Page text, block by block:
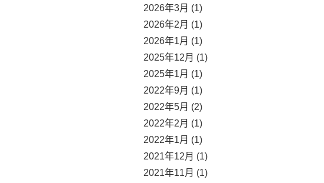
2026年3月 (1)
2026年2月 (1)
2026年1月 (1)
2025年12月 (1)
2025年1月 (1)
2022年9月 (1)
2022年5月 (2)
2022年2月 (1)
2022年1月 (1)
2021年12月 (1)
2021年11月 (1)